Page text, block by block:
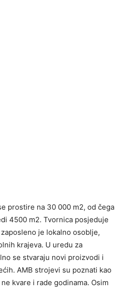
prostire na 30 000 m2, od čega
4500 m2. Tvornica posjeduje
je lokalno osoblje,
krajeva. U uredu za
se stvaraju novi proizvodi i
AMB strojevi su poznati kao
kvare i rade godinama. Osim